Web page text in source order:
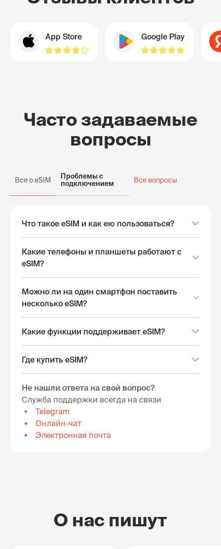
App Store Google Play
Часто задаваемые
вопросы
Все о eSIM
Проблемы с
подключением
Все вопросы
Что такое eSIM и как ею пользоваться?
Какие телефоны и планшеты работают с
eSIM?
Можно ли на один смартфон поставить
несколько eSIM?
Какие функции поддерживает eSIM?
Где купить eSIM?
Не нашли ответа на свой вопрос?
Служба поддержки всегда на связи
Telegram
Онлайн-чат
Электронная почта
О нас пишут